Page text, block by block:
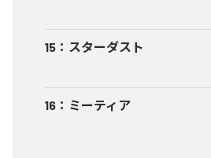
15 ： スターダスト
16 ： ミーティア